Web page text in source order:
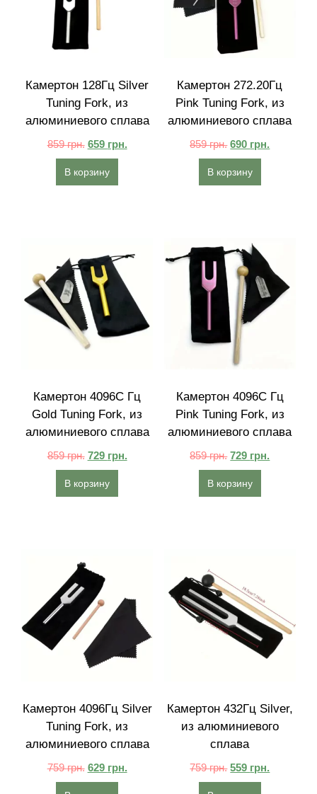
Камертон 128Гц Silver
Tuning Fork, из
алюминиевого сплава
859грн. 659 грн.
В корзину
Камертон 272.20Гц
Pink Tuning Fork, из
алюминиевого сплава
859грн. 690 грн.
В корзину
Камертон 4096C Гц
Gold Tuning Fork, из
алюминиевого сплава
859грн. 729 грн.
В корзину
Камертон 4096C Гц
Pink Tuning Fork, из
алюминиевого сплава
859грн. 729 грн.
В корзину
Камертон 4096Гц Silver
Tuning Fork, из
алюминиевого сплава
759грн. 629 грн.
Камертон 432Гц Silver,
из алюминиевого
сплава
759грн. 559 грн.